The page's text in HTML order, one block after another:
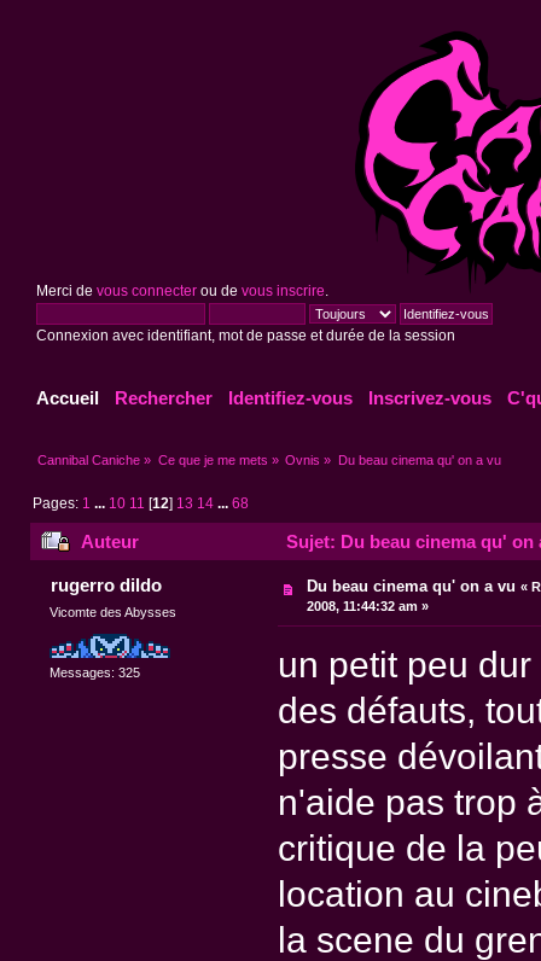
Merci de vous connecterou de vous inscrire
Connexion avec identifiant, mot de passe et durée de la session
Accueil Rechercher Identifiez-vous Inscrivez-vous
Cannibal Caniche » Ce que je me mets » Ovnis » Du beau cinema qu' on a vu
Pages: 1 ... 10 11 [12] 13 14 ...68
Auteur Sujet: Du beau cinema qu' on
rugerro dildo
Vicomte des Abysses
Messages: 325
Du beau cinema qu' on a vu «
2008, 11:44:32 am »
un petit peu
des défauts,
presse
n'aide pas trop
critique de la
location au
la scene du